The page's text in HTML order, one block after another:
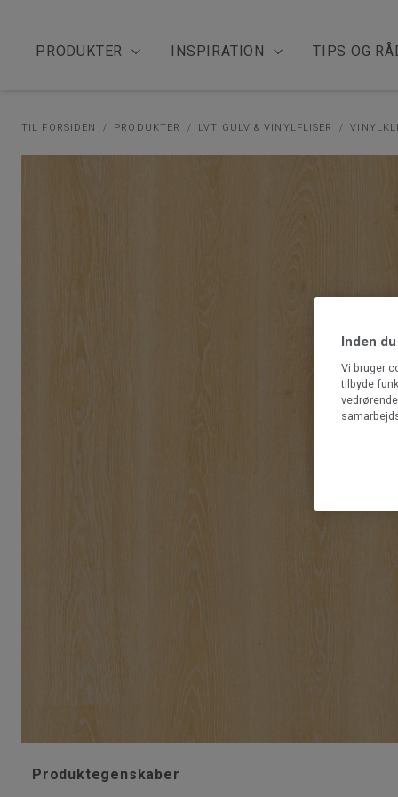
PRODUKTER INSPIRATION TIPS OG
TIL FORSIDEN PRODUKTER LVT GULV & VINYLFLISER
Produktegenskaber
Inden
Vi bruger
tilbyde